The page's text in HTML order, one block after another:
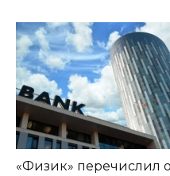
«Физик» перечислил